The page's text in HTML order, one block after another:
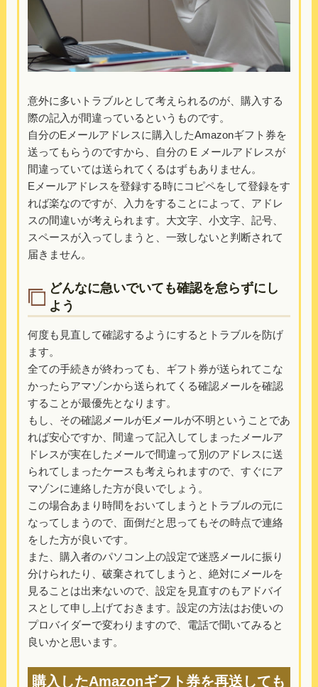
意外に多いトラブルとして考えられるのが、購入する
際の記入が間違っているというものです。
自分のEメールアドレスに購入したAmazonギフト券を
送ってもらうのですから、自分の E メールアドレスが
間違っていては送られてくるはずもありません。
Eメールアドレスを登録する時にコピペをして登録をす
れば楽なのですが、入力をすることによって、アドレ
スの間違いが考えられます。大文字、小文字、記号、
スペースが入ってしまうと、一致しないと判断されて
届きません。
どんなに急いでいても確認を怠らずにし
よう
何度も見直して確認するようにするとトラブルを防げ
ます。
全ての手続きが終わっても、ギフト券が送られてこな
かったらアマゾンから送られてくる確認メールを確認
することが最優先となります。
もし、その確認メールがEメールが不明ということであ
れば安心ですか、間違って記入してしまったメールア
ドレスが実在したメールで間違って別のアドレスに送
られてしまったケースも考えられますので、すぐにア
マゾンに連絡した方が良いでしょう。
この場合あまり時間をおいてしまうとトラブルの元に
なってしまうので、面倒だと思ってもその時点で連絡
をした方が良いです。
また、購入者のパソコン上の設定で迷惑メールに振り
分けられたり、破棄されてしまうと、絶対にメールを
見ることは出来ないので、設定を見直すのもアドバイ
スとして申し上げておきます。設定の方法はお使いの
プロバイダーで変わりますので、電話で聞いてみると
良いかと思います。
購入したAmazonギフト券を再送しても